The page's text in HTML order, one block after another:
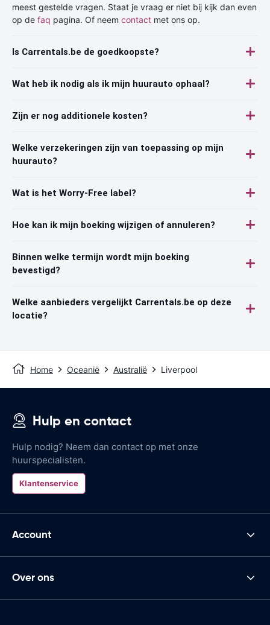
meest gestelde vragen. Staat je vraag er niet bij kijk dan even
op de faq pagina. Of neem contact met ons op.
Is Carrentals.be de goedkoopste?
Wat heb ik nodig als ik mijn huurauto ophaal?
Zijn er nog additionele kosten?
Welke verzekeringen zijn van toepassing op mijn
huurauto?
Wat is het Worry-Free label?
Hoe kan ik mijn boeking wijzigen of annuleren?
Binnen welke termijn wordt mijn boeking
bevestigd?
Welke aanbieders vergelijkt Carrentals.be op deze
locatie?
Home Oceanië Australië Liverpool
Hulp en contact
Hulp nodig? Neem dan contact op met onze
huurspecialisten.
Klantenservice
Account
Over ons